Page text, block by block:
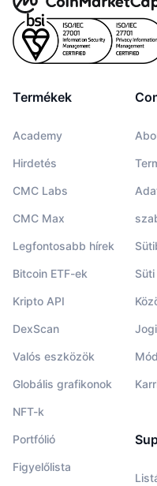
Termékek
Academy
Hirdetés
CMC Labs
CMC Max
Legfontosabb hírek
Bitcoin ETF-ek
Kripto API
DexScan
Valós eszközök
Globális grafikonok
NFT-k
Portfólió
Figyelőlista